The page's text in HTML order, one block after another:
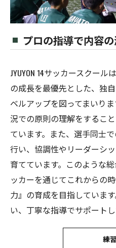
プロの指導で内容
JYUYON 14サッカースクー
の成長を最優先とした、独
ベルアップを図ってまいり
況での原則の理解をするこ
ています。また、選手同士
行い、協調性やリーダーシ
育てています。このような
ッカーを通じてこれからの
力』の育成を目指していま
い、丁寧な指導でサポートし
練